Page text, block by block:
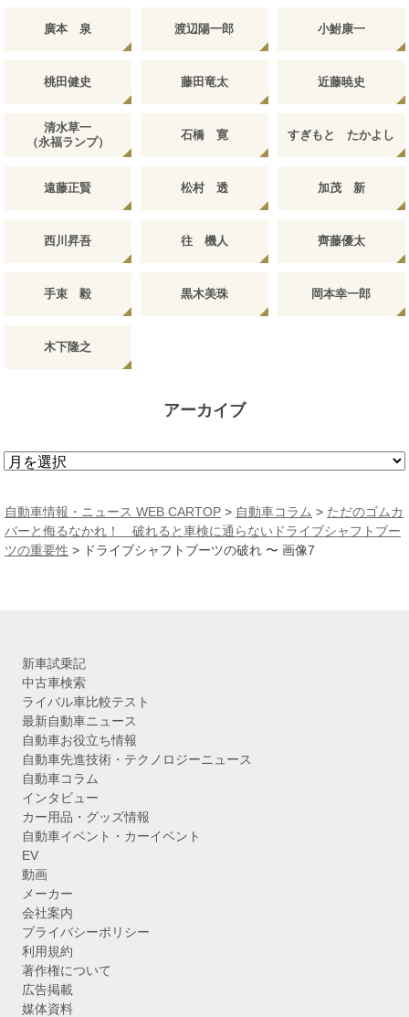
廣本 泉 渡辺陽一郎 小鮒康一
桃田健史 藤田竜太 近藤暁史
清水草一
（永福ランプ）
石橋 寛 すぎもと たかよし
遠藤正賢 松村 透 加茂 新
西川昇吾 往 機人 齊藤優太
手束 毅 黒木美珠 岡本幸一郎
木下隆之
アーカイブ
ア
カ
イ
ブ
自動車情報・ニュース WEB CARTOP > 自動車コラム > ただのゴムカ
バーと侮るなかれ！ 破れると車検に通らないドライブシャフトブー
ツの重要性 > ドライブシャフトブーツの破れ 〜 画像7
新車試乗記
中古車検索
ライバル車比較テスト
最新自動車ニュース
自動車お役立ち情報
自動車先進技術・テクノロジーニュース
自動車コラム
インタビュー
カー用品・グッズ情報
自動車イベント・カーイベント
EV
動画
メーカー
会社案内
プライバシーポリシー
利用規約
著作権について
広告掲載
媒体資料